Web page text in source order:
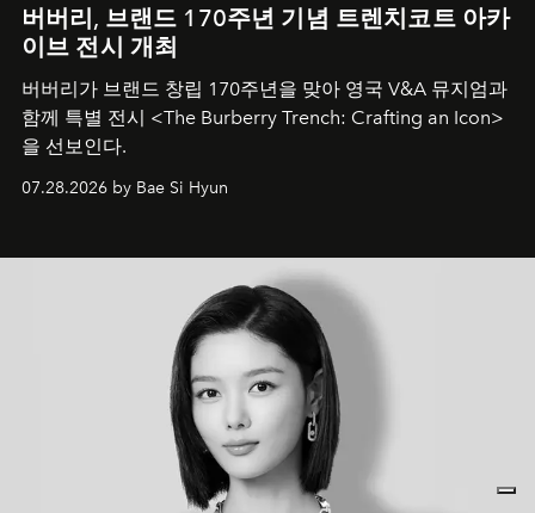
버버리, 브랜드 170주년 기념 트렌치코트 아카
이브 전시 개최
버버리가 브랜드 창립 170주년을 맞아 영국 V&A 뮤지엄과
함께 특별 전시 <The Burberry Trench: Crafting an Icon>
을 선보인다.
07.28.2026 by Bae Si Hyun